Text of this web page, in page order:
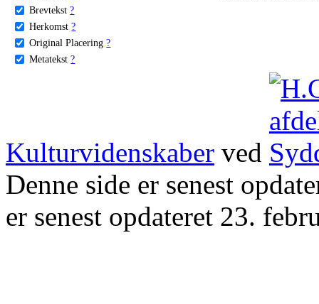
Brevtekst ?
Herkomst ?
Original Placering ?
Metatekst ?
Kulturvidenskaber ved
Denne side er senest
er senest opdateret 23.